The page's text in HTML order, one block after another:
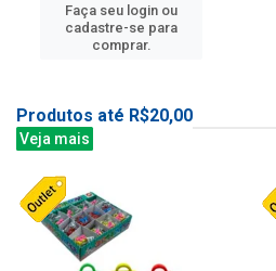
Faça seu login ou
cadastre-se para
comprar.
Produtos até R$20,00
Veja mais